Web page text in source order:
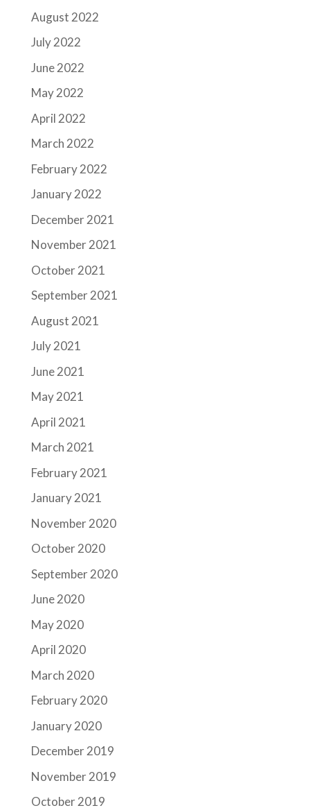
August 2022
July 2022
June 2022
May 2022
April 2022
March 2022
February 2022
January 2022
December 2021
November 2021
October 2021
September 2021
August 2021
July 2021
June 2021
May 2021
April 2021
March 2021
February 2021
January 2021
November 2020
October 2020
September 2020
June 2020
May 2020
April 2020
March 2020
February 2020
January 2020
December 2019
November 2019
October 2019